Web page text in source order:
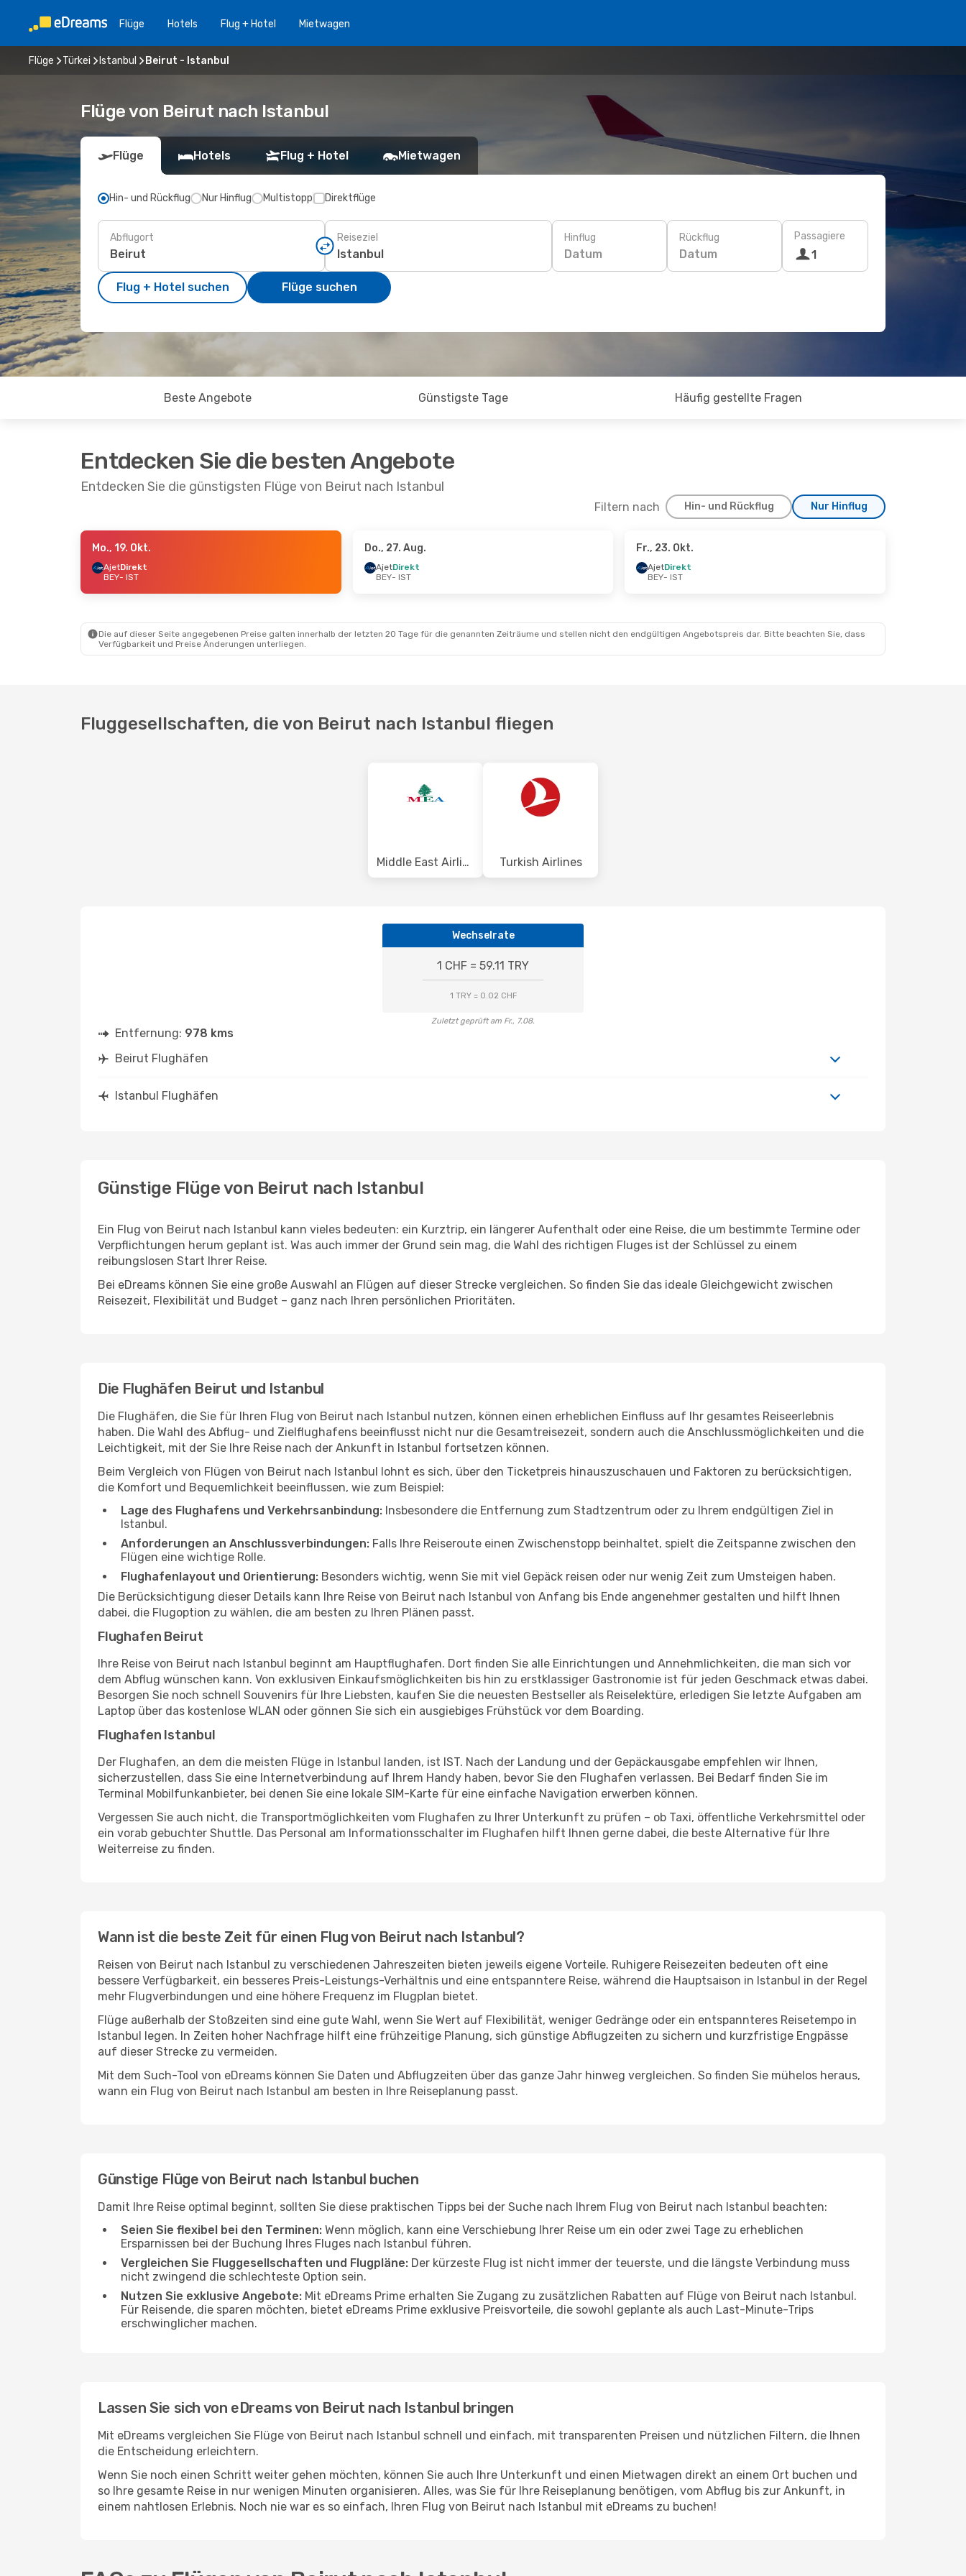
Flüge Hotels Flug + Hotel Mietwagen
Flüge Türkei Istanbul Beirut - Istanbul
Flüge von Beirut nach Istanbul
Flüge Hotels Flug + Hotel Mietwagen
Hin- und Rückflug Nur Hinflug Multistopp Direktflüge
Abflugort Reiseziel Hinflug
Datum
Rückflug
Datum
Passagiere
1
Flug + Hotel suchen Flüge suchen
Beste Angebote Günstigste Tage Häufig gestellte Fragen
Entdecken Sie die besten Angebote
Entdecken Sie die günstigsten Flüge von Beirut nach Istanbul
Filtern nach Hin- und Rückflug Nur Hinflug
- So., 18. Okt.
Direkt
- Fr., 11. Sept.
Mo., 19. Okt.
AjetDirekt
BEY- IST
Do., 27. Aug.
AjetDirekt
BEY- IST
Fr., 23. Okt.
AjetDirekt
BEY- IST
Die auf dieser Seite angegebenen Preise galten innerhalb der letzten 20 Tage für die genannten Zeiträume und stellen nicht den endgültigen Angebotspreis dar. Bitte beachten Sie, dass
Verfügbarkeit und Preise Änderungen unterliegen.
Fluggesellschaften, die von Beirut nach Istanbul fliegen
Middle East Airlines Turkish Airlines
Wechselrate
1 CHF = 59.11 TRY
1 TRY = 0.02 CHF
Zuletzt geprüft am Fr., 7.08.
Entfernung: 978 kms
Beirut Flughäfen
Istanbul Flughäfen
Günstige Flüge von Beirut nach Istanbul
Ein Flug von Beirut nach Istanbul kann vieles bedeuten: ein Kurztrip, ein längerer Aufenthalt oder eine Reise, die um bestimmte Termine oder
Verpflichtungen herum geplant ist. Was auch immer der Grund sein mag, die Wahl des richtigen Fluges ist der Schlüssel zu einem
reibungslosen Start Ihrer Reise.
Bei eDreams können Sie eine große Auswahl an Flügen auf dieser Strecke vergleichen. So finden Sie das ideale Gleichgewicht zwischen
Reisezeit, Flexibilität und Budget – ganz nach Ihren persönlichen Prioritäten.
Die Flughäfen Beirut und Istanbul
Die Flughäfen, die Sie für Ihren Flug von Beirut nach Istanbul nutzen, können einen erheblichen Einfluss auf Ihr gesamtes Reiseerlebnis
haben. Die Wahl des Abflug- und Zielflughafens beeinflusst nicht nur die Gesamtreisezeit, sondern auch die Anschlussmöglichkeiten und die
Leichtigkeit, mit der Sie Ihre Reise nach der Ankunft in Istanbul fortsetzen können.
Beim Vergleich von Flügen von Beirut nach Istanbul lohnt es sich, über den Ticketpreis hinauszuschauen und Faktoren zu berücksichtigen,
die Komfort und Bequemlichkeit beeinflussen, wie zum Beispiel:
Lage des Flughafens und Verkehrsanbindung: Insbesondere die Entfernung zum Stadtzentrum oder zu Ihrem endgültigen Ziel in
Istanbul.
Anforderungen an Anschlussverbindungen: Falls Ihre Reiseroute einen Zwischenstopp beinhaltet, spielt die Zeitspanne zwischen den
Flügen eine wichtige Rolle.
Flughafenlayout und Orientierung: Besonders wichtig, wenn Sie mit viel Gepäck reisen oder nur wenig Zeit zum Umsteigen haben.
Die Berücksichtigung dieser Details kann Ihre Reise von Beirut nach Istanbul von Anfang bis Ende angenehmer gestalten und hilft Ihnen
dabei, die Flugoption zu wählen, die am besten zu Ihren Plänen passt.
Flughafen Beirut
Ihre Reise von Beirut nach Istanbul beginnt am Hauptflughafen. Dort finden Sie alle Einrichtungen und Annehmlichkeiten, die man sich vor
dem Abflug wünschen kann. Von exklusiven Einkaufsmöglichkeiten bis hin zu erstklassiger Gastronomie ist für jeden Geschmack etwas dabei.
Besorgen Sie noch schnell Souvenirs für Ihre Liebsten, kaufen Sie die neuesten Bestseller als Reiselektüre, erledigen Sie letzte Aufgaben am
Laptop über das kostenlose WLAN oder gönnen Sie sich ein ausgiebiges Frühstück vor dem Boarding.
Flughafen Istanbul
Der Flughafen, an dem die meisten Flüge in Istanbul landen, ist IST. Nach der Landung und der Gepäckausgabe empfehlen wir Ihnen,
sicherzustellen, dass Sie eine Internetverbindung auf Ihrem Handy haben, bevor Sie den Flughafen verlassen. Bei Bedarf finden Sie im
Terminal Mobilfunkanbieter, bei denen Sie eine lokale SIM-Karte für eine einfache Navigation erwerben können.
Vergessen Sie auch nicht, die Transportmöglichkeiten vom Flughafen zu Ihrer Unterkunft zu prüfen – ob Taxi, öffentliche Verkehrsmittel oder
ein vorab gebuchter Shuttle. Das Personal am Informationsschalter im Flughafen hilft Ihnen gerne dabei, die beste Alternative für Ihre
Weiterreise zu finden.
Wann ist die beste Zeit für einen Flug von Beirut nach Istanbul?
Reisen von Beirut nach Istanbul zu verschiedenen Jahreszeiten bieten jeweils eigene Vorteile. Ruhigere Reisezeiten bedeuten oft eine
bessere Verfügbarkeit, ein besseres Preis-Leistungs-Verhältnis und eine entspanntere Reise, während die Hauptsaison in Istanbul in der Regel
mehr Flugverbindungen und eine höhere Frequenz im Flugplan bietet.
Flüge außerhalb der Stoßzeiten sind eine gute Wahl, wenn Sie Wert auf Flexibilität, weniger Gedränge oder ein entspannteres Reisetempo in
Istanbul legen. In Zeiten hoher Nachfrage hilft eine frühzeitige Planung, sich günstige Abflugzeiten zu sichern und kurzfristige Engpässe
auf dieser Strecke zu vermeiden.
Mit dem Such-Tool von eDreams können Sie Daten und Abflugzeiten über das ganze Jahr hinweg vergleichen. So finden Sie mühelos heraus,
wann ein Flug von Beirut nach Istanbul am besten in Ihre Reiseplanung passt.
Günstige Flüge von Beirut nach Istanbul buchen
Damit Ihre Reise optimal beginnt, sollten Sie diese praktischen Tipps bei der Suche nach Ihrem Flug von Beirut nach Istanbul beachten:
Seien Sie flexibel bei den Terminen: Wenn möglich, kann eine Verschiebung Ihrer Reise um ein oder zwei Tage zu erheblichen
Ersparnissen bei der Buchung Ihres Fluges nach Istanbul führen.
Vergleichen Sie Fluggesellschaften und Flugpläne: Der kürzeste Flug ist nicht immer der teuerste, und die längste Verbindung muss
nicht zwingend die schlechteste Option sein.
Nutzen Sie exklusive Angebote: Mit eDreams Prime erhalten Sie Zugang zu zusätzlichen Rabatten auf Flüge von Beirut nach Istanbul.
Für Reisende, die sparen möchten, bietet eDreams Prime exklusive Preisvorteile, die sowohl geplante als auch Last-Minute-Trips
erschwinglicher machen.
Lassen Sie sich von eDreams von Beirut nach Istanbul bringen
Mit eDreams vergleichen Sie Flüge von Beirut nach Istanbul schnell und einfach, mit transparenten Preisen und nützlichen Filtern, die Ihnen
die Entscheidung erleichtern.
Wenn Sie noch einen Schritt weiter gehen möchten, können Sie auch Ihre Unterkunft und einen Mietwagen direkt an einem Ort buchen und
so Ihre gesamte Reise in nur wenigen Minuten organisieren. Alles, was Sie für Ihre Reiseplanung benötigen, vom Abflug bis zur Ankunft, in
einem nahtlosen Erlebnis. Noch nie war es so einfach, Ihren Flug von Beirut nach Istanbul mit eDreams zu buchen!